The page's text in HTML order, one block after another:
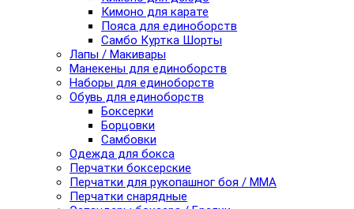
Кимоно для карате
Пояса для единоборств
Самбо Куртка Шорты
Лапы / Макивары
Манекены для единоборств
Наборы для единоборств
Обувь для единоборств
Боксерки
Борцовки
Самбовки
Одежда для бокса
Перчатки боксерские
Перчатки для рукопашног боя / ММА
Перчатки снарядные